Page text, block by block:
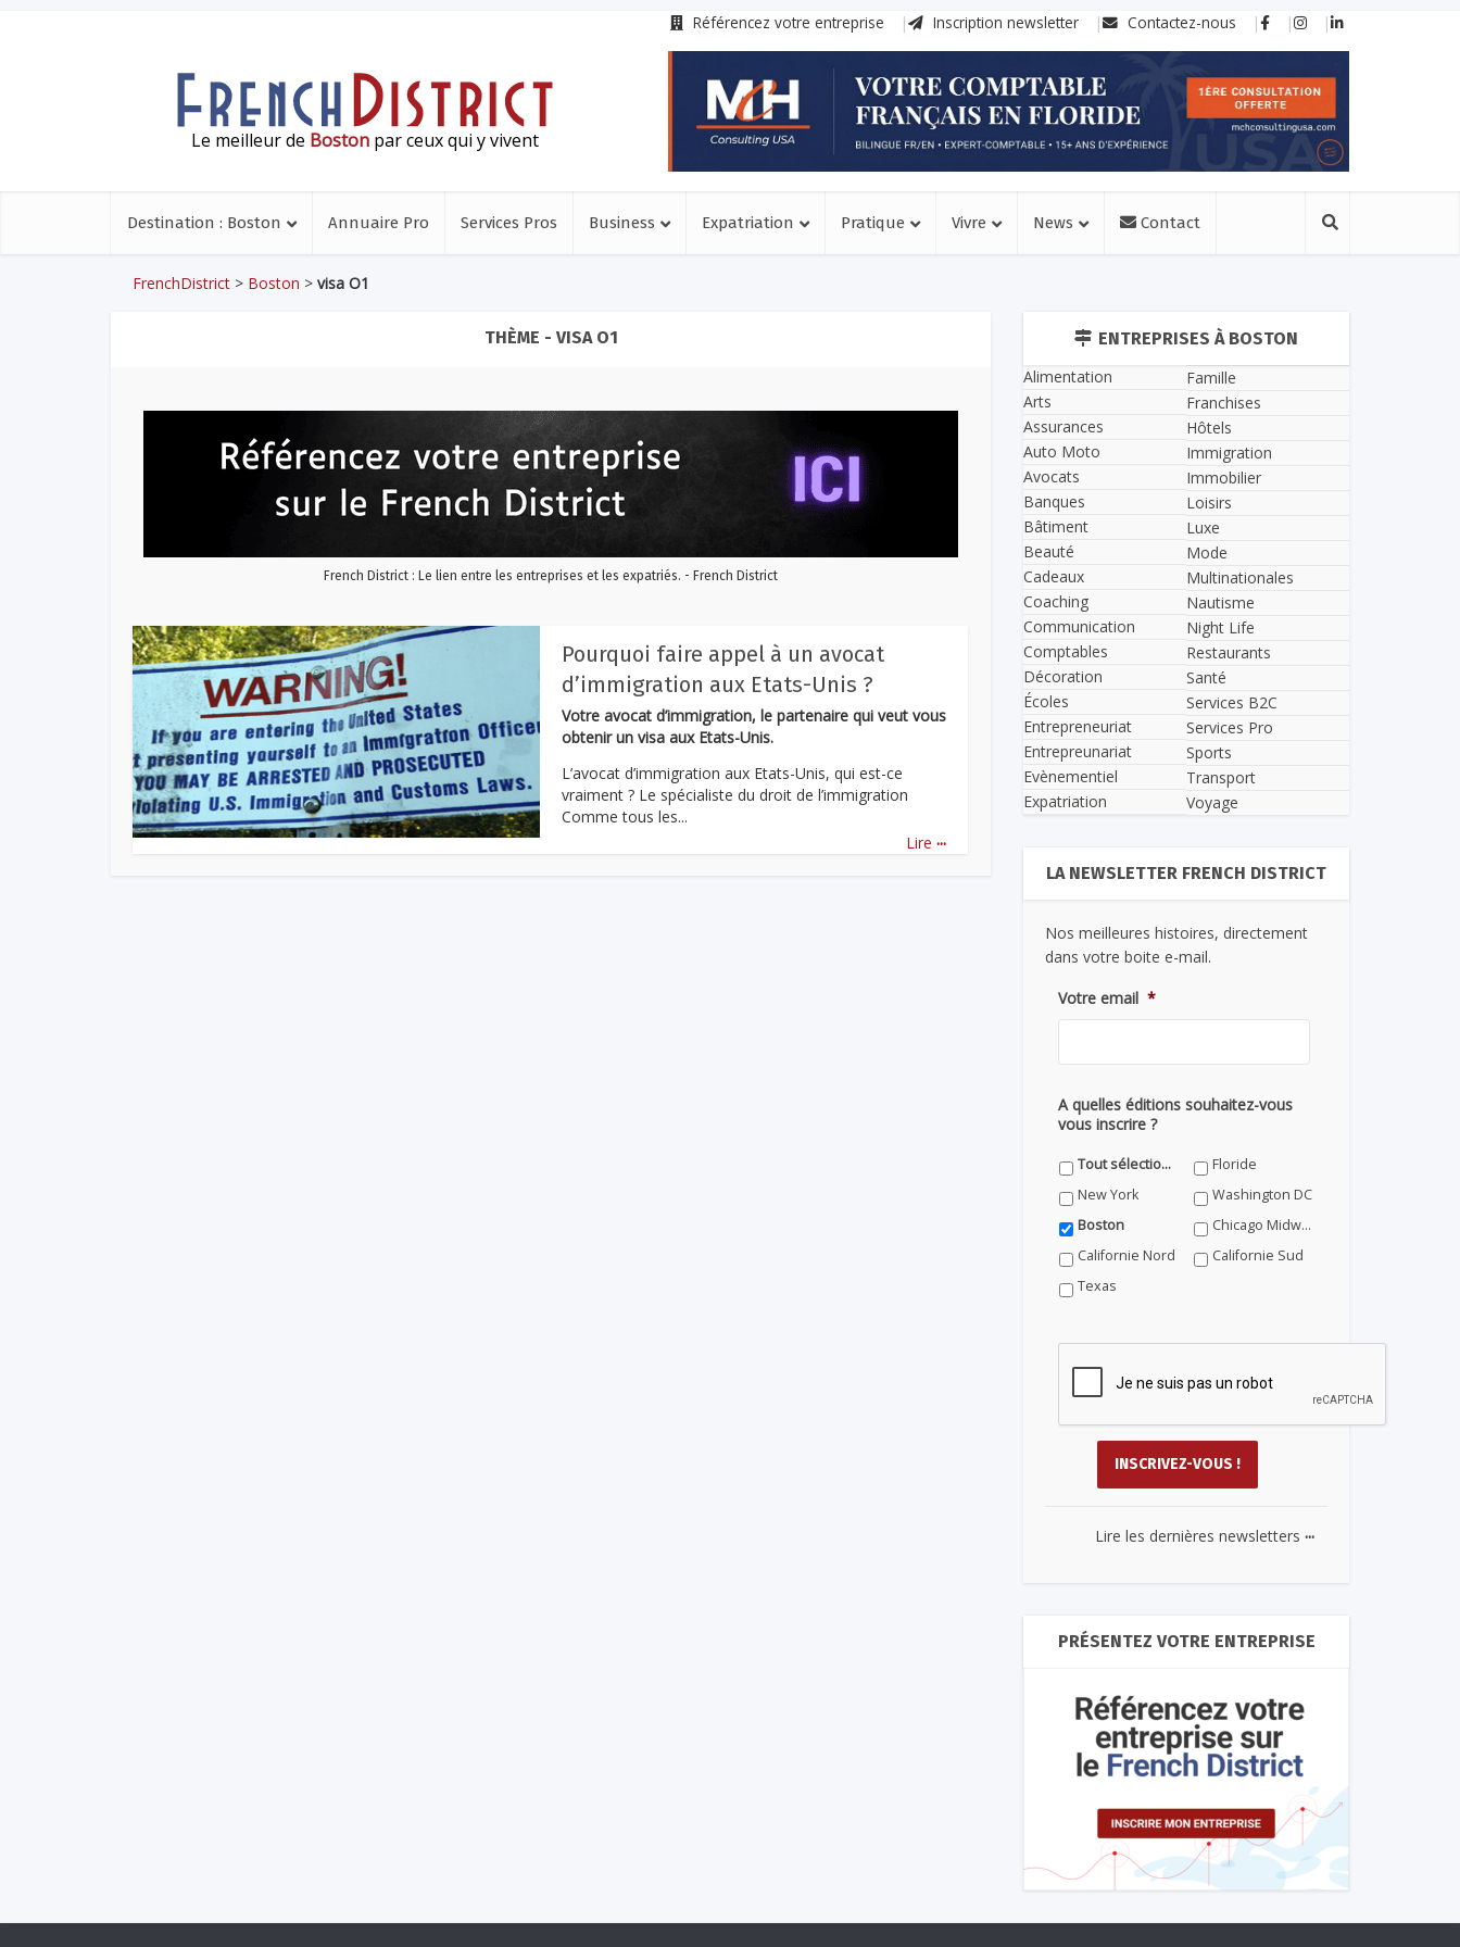
Référencez votre entreprise Inscription newsletter Contactez-nous
Le meilleur de Boston par ceux qui y vivent
Destination : Boston Annuaire Pro Services Pros Business Expatriation Pratique Vivre News Contact
FrenchDistrict > Boston > visa O1
THÈME - VISA O1
French District : Le lien entre les entreprises et les expatriés. - French District
Pourquoi faire appel à un avocat
d’immigration aux Etats-Unis ?
Votre avocat d’immigration, le partenaire qui veut vous
obtenir un visa aux Etats-Unis.
L’avocat d’immigration aux Etats-Unis, qui est-ce
vraiment ? Le spécialiste du droit de l’immigration
Comme tous les...
Lire ...
ENTREPRISES À BOSTON
Alimentation
Arts
Assurances
Auto Moto
Avocats
Banques
Bâtiment
Beauté
Cadeaux
Coaching
Communication
Comptables
Décoration
Écoles
Entrepreneuriat
Entrepreunariat
Evènementiel
Expatriation
Famille
Franchises
Hôtels
Immigration
Immobilier
Loisirs
Luxe
Mode
Multinationales
Nautisme
Night Life
Restaurants
Santé
Services B2C
Services Pro
Sports
Transport
Voyage
LA NEWSLETTER FRENCH DISTRICT
Nos meilleures histoires, directement
dans votre boite e-mail.
Votre email *
A quelles éditions souhaitez-vous
vous inscrire ?
Tout sélectionner
Floride
New York
Washington DC
Boston
Chicago Midwest
Californie Nord
Californie Sud
Texas
Lire les dernières newsletters ...
PRÉSENTEZ VOTRE ENTREPRISE